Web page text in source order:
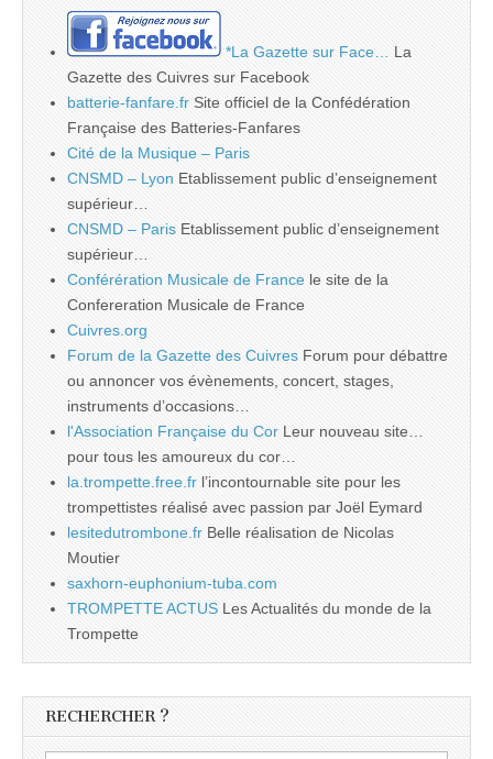
*La Gazette sur Face…
La
Gazette des Cuivres sur Facebook
batterie-fanfare.fr Site officiel de la Confédération
Française des Batteries-Fanfares
Cité de la Musique – Paris
CNSMD – Lyon Etablissement public d’enseignement
supérieur…
CNSMD – Paris Etablissement public d’enseignement
supérieur…
Conférération Musicale de France le site de la
Confereration Musicale de France
Cuivres.org
Forum de la Gazette des Cuivres Forum pour débattre
ou annoncer vos évènements, concert, stages,
instruments d’occasions…
l'Association Française du Cor Leur nouveau site…
pour tous les amoureux du cor…
la.trompette.free.fr l’incontournable site pour les
trompettistes réalisé avec passion par Joël Eymard
lesitedutrombone.fr Belle réalisation de Nicolas
Moutier
saxhorn-euphonium-tuba.com
TROMPETTE ACTUS Les Actualités du monde de la
Trompette
RECHERCHER ?